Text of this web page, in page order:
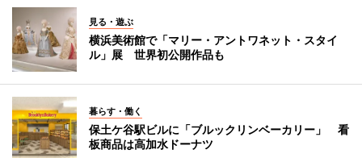
見る・遊ぶ
横浜美術館で「マリー・アントワネット・スタイ
ル」展 世界初公開作品も
暮らす・働く
保土ケ谷駅ビルに「ブルックリンベーカリー」 看
板商品は高加水ドーナツ